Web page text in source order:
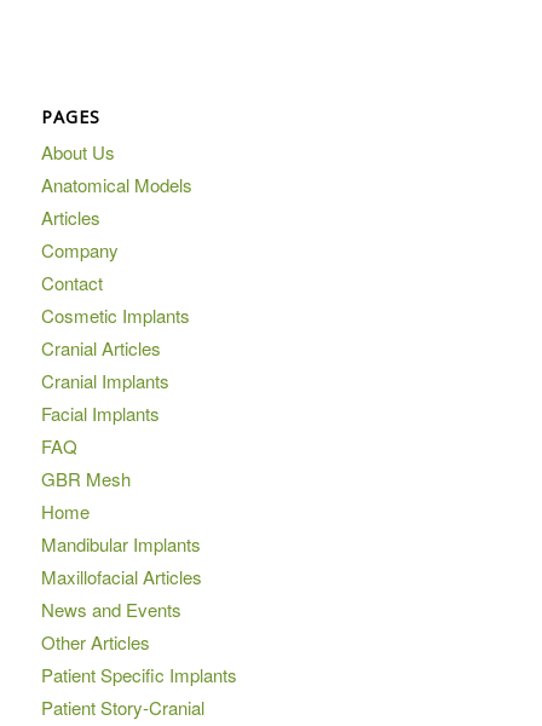
PAGES
About Us
Anatomical Models
Articles
Company
Contact
Cosmetic Implants
Cranial Articles
Cranial Implants
Facial Implants
FAQ
GBR Mesh
Home
Mandibular Implants
Maxillofacial Articles
News and Events
Other Articles
Patient Specific Implants
Patient Story-Cranial